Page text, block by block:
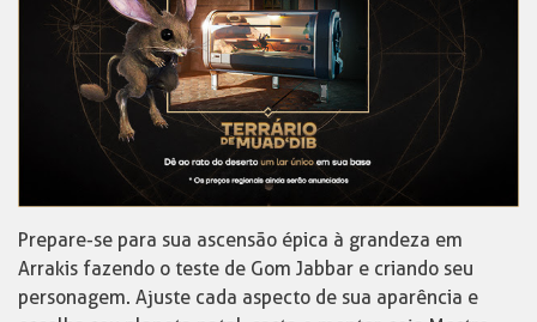
Prepare-se para sua ascensão épica à grandeza em
Arrakis fazendo o teste de Gom Jabbar e criando seu
personagem. Ajuste cada aspecto de sua aparência e